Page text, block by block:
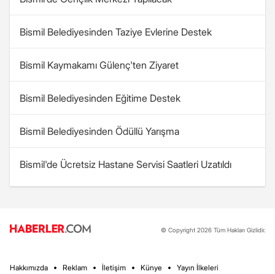
Bismil Belediyesinden Taziye Evlerine Destek
Bismil Kaymakamı Gülenç'ten Ziyaret
Bismil Belediyesinden Eğitime Destek
Bismil Belediyesinden Ödüllü Yarışma
Bismil'de Ücretsiz Hastane Servisi Saatleri Uzatıldı
© Copyright 2026 Tüm Hakları Gizlidir.
Hakkımızda Reklam İletişim Künye Yayın İlkeleri